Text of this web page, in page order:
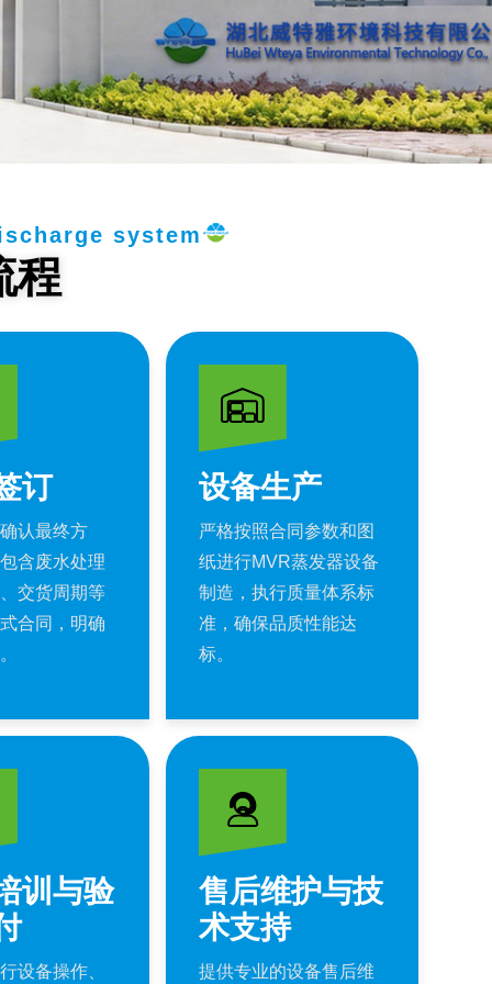
system
程
订
认最终方
含废水处理
交货周期等
合同，明确
设备生产
严格按照合同参数和图
纸进行MVR蒸发器设备
制造，执行质量体系标
准，确保品质性能达
标。
训与验
设备操作、
售后维护与技
术支持
提供专业的设备售后维